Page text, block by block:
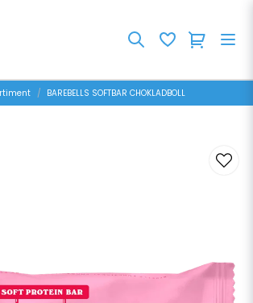
BAREBELLS SOFTBAR CHOKLADBOLL